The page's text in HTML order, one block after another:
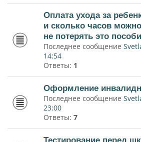
Оплата ухода за
и сколько часов
не потерять это
Последнее сообщение
14:54
Ответы: 1
Оформление
Последнее сообщение
23:00
Ответы: 7
Тестирование перед